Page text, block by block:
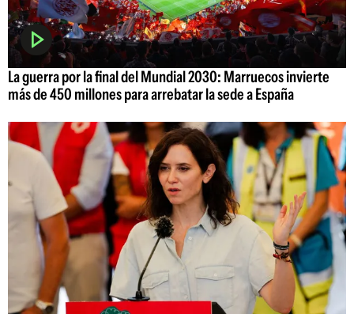
La guerra por la final del Mundial 2030: Marruecos invierte
más de 450 millones para arrebatar la sede a España